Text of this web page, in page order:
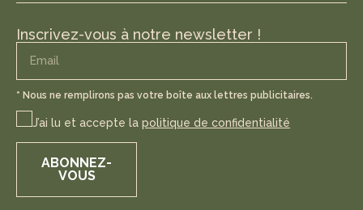
Inscrivez-vous à notre newsletter !
* Nous ne remplirons pas votre boîte aux lettres publicitaires.
J’ai lu et accepte la politique de confidentialité
ABONNEZ-
VOUS